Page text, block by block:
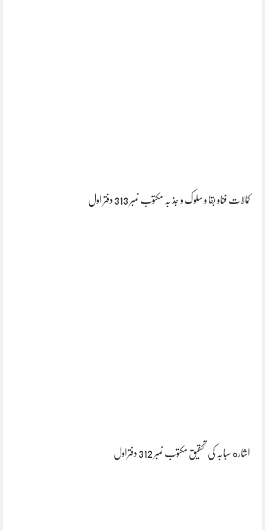
کمالات فناو بقا و سلوک و جذ بہ مکتوب نمبر 313 دفتر اول
اشاره سبابہ کی تحقیق مکتوب نمبر 312 دفتراول